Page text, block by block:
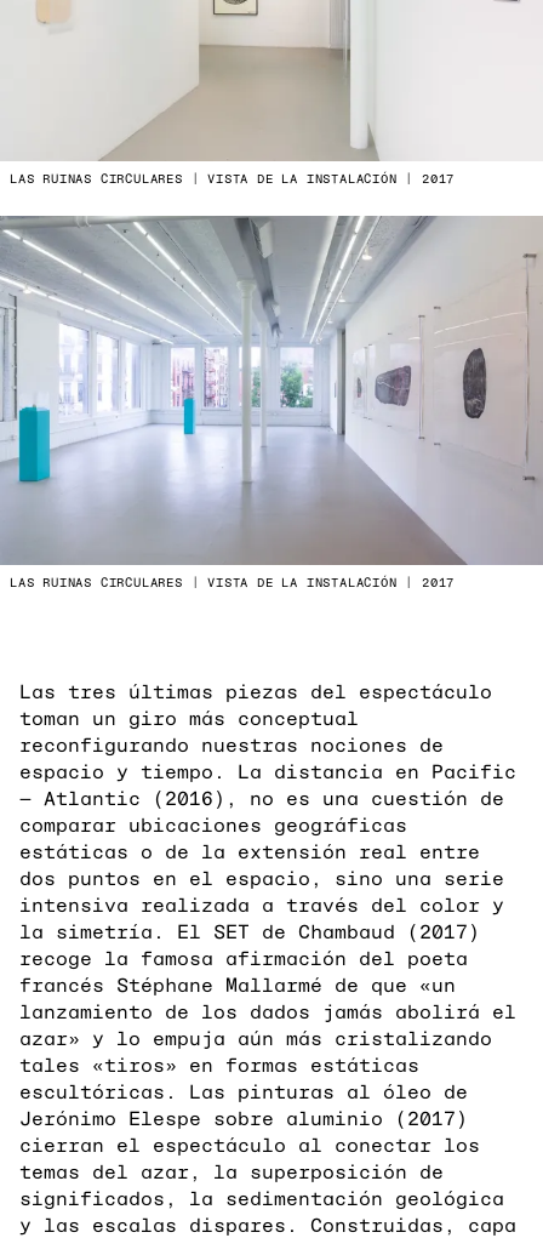
LAS RUINAS CIRCULARES | VISTA DE LA INSTALACIÓN | 2017
LAS RUINAS CIRCULARES | VISTA DE LA INSTALACIÓN | 2017
Las tres últimas piezas del espectáculo
toman un giro más conceptual
reconfigurando nuestras nociones de
espacio y tiempo. La distancia en Pacific
— Atlantic (2016), no es una cuestión de
comparar ubicaciones geográficas
estáticas o de la extensión real entre
dos puntos en el espacio, sino una serie
intensiva realizada a través del color y
la simetría. El SET de Chambaud (2017)
recoge la famosa afirmación del poeta
francés Stéphane Mallarmé de que «un
lanzamiento de los dados jamás abolirá el
azar» y lo empuja aún más cristalizando
tales «tiros» en formas estáticas
escultóricas. Las pinturas al óleo de
Jerónimo Elespe sobre aluminio (2017)
cierran el espectáculo al conectar los
temas del azar, la superposición de
significados, la sedimentación geológica
y las escalas dispares. Construidas, capa